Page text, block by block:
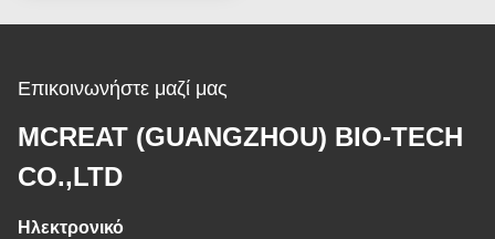
Επικοινωνήστε μαζί μας
MCREAT (GUANGZHOU) BIO-TECH
CO.,LTD
Ηλεκτρονικό